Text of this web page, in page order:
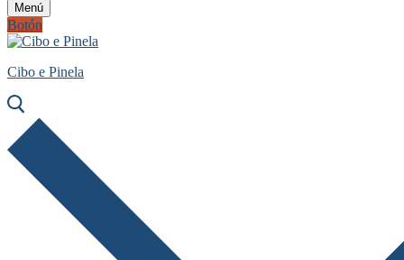
Menú
Botón
Cibo e Pinela